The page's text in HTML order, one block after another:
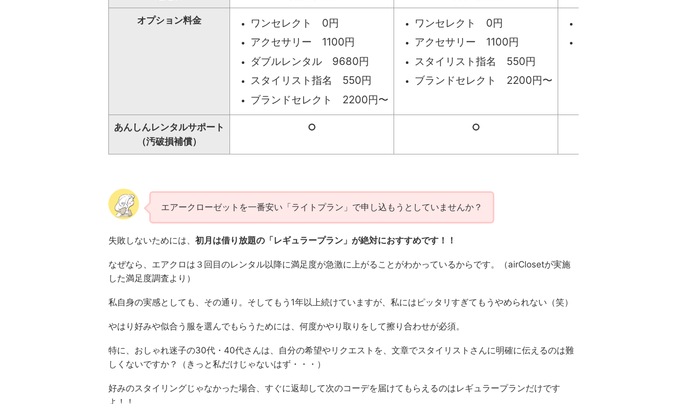
オプション料金
ワンセレクト 0円
アクセサリー 1100円
ダブルレンタル 9680円
スタイリスト指名 550円
ブランドセレクト 2200円〜
ワンセレクト 0円
アクセサリー 1100円
スタイリスト指名 550円
ブランドセレクト 2200円〜
あんしんレンタルサポート
（汚破損補償）
○ ○
エアークローゼットを一番安い「ライトプラン」で申し込もうとしていませんか？
失敗しないためには、 初月は借り放題の「レギュラープラン」が絶対におすすめです！！
なぜなら、エアクロは３回目のレンタル以降に満足度が急激に上がることがわかっているからです。（airClosetが実施
した満足度調査より）
私自身の実感としても、その通り。そしてもう1年以上続けていますが、私にはピッタリすぎてもうやめられない（笑）
やはり好みや似合う服を選んでもらうためには、何度かやり取りをして擦り合わせが必須。
特に、おしゃれ迷子の30代・40代さんは、自分の希望やリクエストを、文章でスタイリストさんに明確に伝えるのは難
しくないですか？（きっと私だけじゃないはず・・・）
好みのスタイリングじゃなかった場合、すぐに返却して次のコーデを届けてもらえるのはレギュラープランだけです